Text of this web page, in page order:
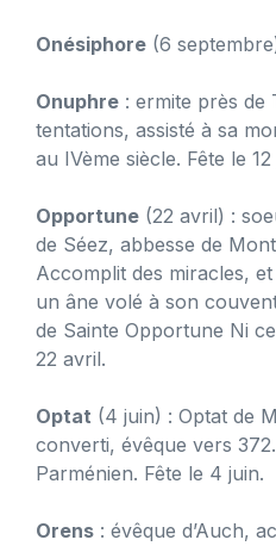
Onésiphore (6
Onuphre : ermite près de
tentations, assisté à sa
au IVème siècle. Fête le 12
Opportune (22 avril) :
de Séez, abbesse de
Accomplit des miracles,
un âne volé à son
de Sainte Opportune Ni
22 avril.
Optat (4 juin) : Optat de
converti, évêque vers
Parménien. Fête le 4 juin.
Orens : évêque d’Auch,